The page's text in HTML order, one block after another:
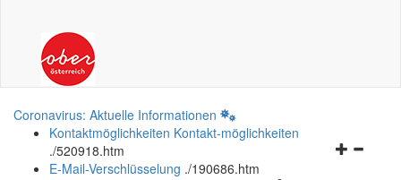
Coronavirus: Aktuelle Informationen
Kontaktmöglichkeiten Kontakt-möglichkeiten
./520918.htm
E-Mail-Verschlüsselung ./190686.htm